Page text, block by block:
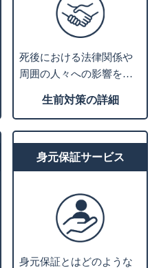
死後における法律関係や
周囲の人々への影響を考
来の相続・税金・死後の
手続きなどの対策を支援
生前対策の詳細
身元保証サービス
身元保証とはどのような